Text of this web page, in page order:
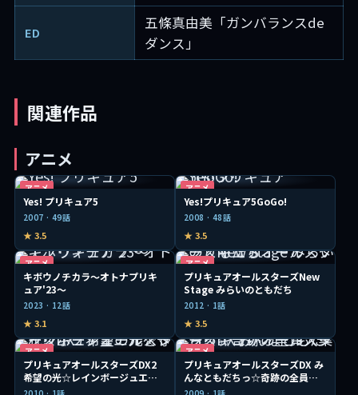
ED
五條真由美「ガンバランスde
ダンス」
関連作品
アニメ
アニメ
Yes! プリキュア5
2007 · 49話
★ 3.5
アニメ
Yes!プリキュア5GoGo!
2008 · 48話
★ 3.5
アニメ
キボウノチカラ～オトナプリキ
ュア'23～
2023 · 12話
★ 3.1
アニメ
プリキュアオールスターズNew
Stage みらいのともだち
2012 · 1話
★ 3.5
アニメ
プリキュアオールスターズDX2
希望の光☆レインボージュエル
を守れ!
アニメ
プリキュアオールスターズDX み
んなともだちっ☆奇跡の全員大
集合!